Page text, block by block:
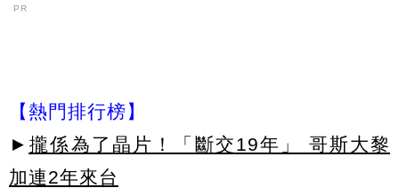
PR
【熱門排行榜】
► 攏係為了晶片！「斷交19年」 哥斯大黎
加連2年來台